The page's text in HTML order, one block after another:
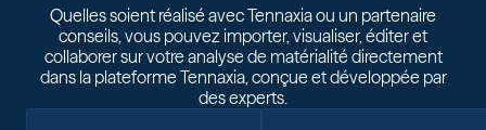
Quelles soient réalisé avec Tennaxia ou un partenaire
conseils, vous pouvez importer, visualiser, éditer et
collaborer sur votre analyse de matérialité directement
dans la plateforme Tennaxia, conçue et développée par
des experts.